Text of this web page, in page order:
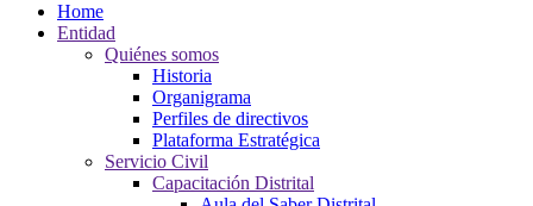
Home
Entidad
Quiénes somos
Historia
Organigrama
Perfiles de directivos
Plataforma Estratégica
Servicio Civil
Capacitación Distrital